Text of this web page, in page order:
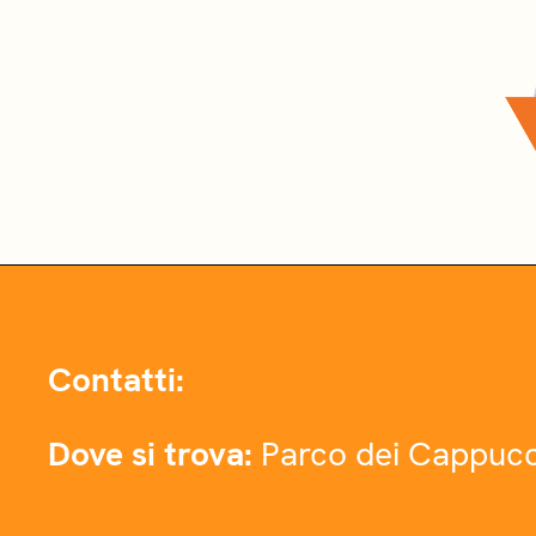
Contatti:
Dove si trova: Parco dei